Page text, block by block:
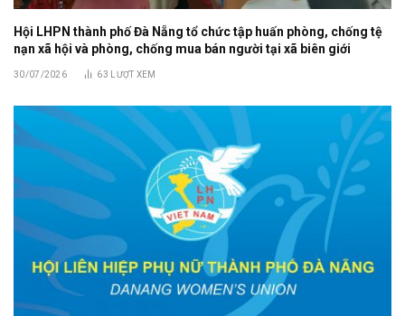
Hội LHPN thành phố Đà Nẵng tổ chức tập huấn phòng, chống tệ
nạn xã hội và phòng, chống mua bán người tại xã biên giới
30/07/2026 63 LƯỢT XEM